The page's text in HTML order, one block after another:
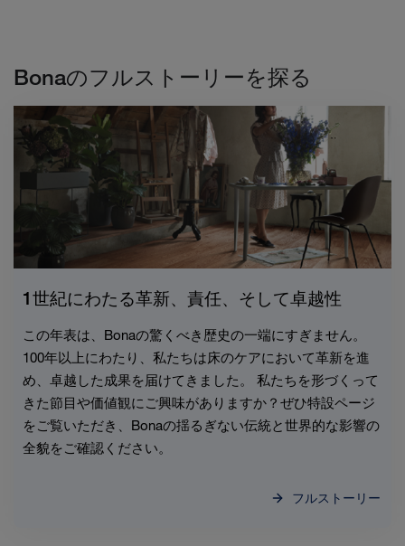
Bonaのフルストーリーを探る
1世紀にわたる革新、責任、そして卓越性
この年表は、Bonaの驚くべき歴史の一端にすぎません。
100年以上にわたり、私たちは床のケアにおいて革新を進
め、卓越した成果を届けてきました。 私たちを形づくって
きた節目や価値観にご興味がありますか？ぜひ特設ページ
をご覧いただき、Bonaの揺るぎない伝統と世界的な影響の
全貌をご確認ください。
フルストーリー